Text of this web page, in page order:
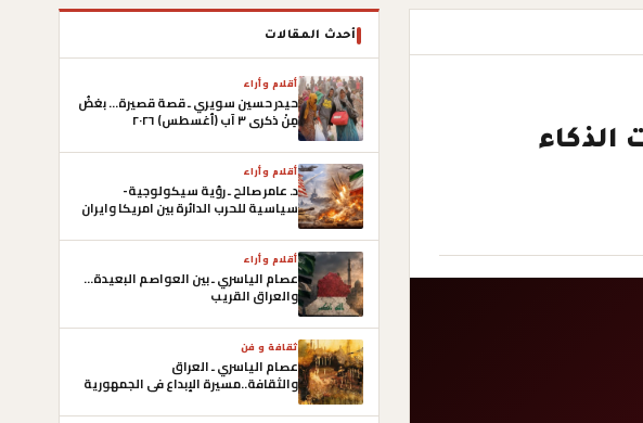
الذكاء
أحدث المقالات
أقلام وأراء
حيدر حسين سويري ـ قصة قصيرة… بغضُ
مِنْ ذكرى ٣ آب (أغسطس) ٢٠٢٦
أقلام وأراء
د. عامر صالح ـ رؤية سيكولوجية-
سياسية للحرب الدائرة بين امريكا وايران
أقلام وأراء
عصام الياسري ـ بين العواصم البعيدة…
والعراق القريب
ثقافة و فن
عصام الياسري ـ العراق
والثقافة..مسيرة الإبداع في الجمهورية